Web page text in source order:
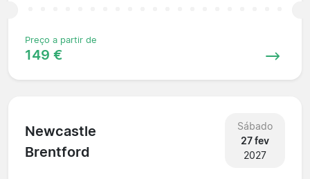
Preço a partir de
149 €
Newcastle
Brentford
Sábado
27 fev
2027